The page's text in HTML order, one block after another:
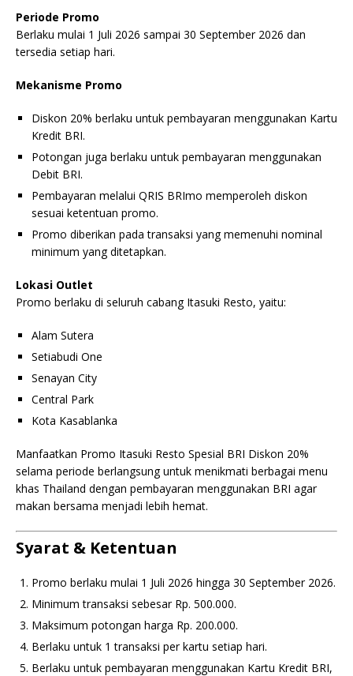
Periode Promo
Berlaku mulai 1 Juli 2026 sampai 30 September 2026 dan
tersedia setiap hari.
Mekanisme Promo
Diskon 20% berlaku untuk pembayaran menggunakan Kartu
Kredit BRI.
Potongan juga berlaku untuk pembayaran menggunakan
Debit BRI.
Pembayaran melalui QRIS BRImo memperoleh diskon
sesuai ketentuan promo.
Promo diberikan pada transaksi yang memenuhi nominal
minimum yang ditetapkan.
Lokasi Outlet
Promo berlaku di seluruh cabang Itasuki Resto, yaitu:
Alam Sutera
Setiabudi One
Senayan City
Central Park
Kota Kasablanka
Manfaatkan Promo Itasuki Resto Spesial BRI Diskon 20%
selama periode berlangsung untuk menikmati berbagai menu
khas Thailand dengan pembayaran menggunakan BRI agar
makan bersama menjadi lebih hemat.
Syarat & Ketentuan
Promo berlaku mulai 1 Juli 2026 hingga 30 September 2026.
Minimum transaksi sebesar Rp. 500.000.
Maksimum potongan harga Rp. 200.000.
Berlaku untuk 1 transaksi per kartu setiap hari.
Berlaku untuk pembayaran menggunakan Kartu Kredit BRI,